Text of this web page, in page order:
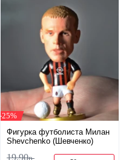
-25%
Фигурка футболиста Милан
Shevchenko (Шевченко)
19.90р.